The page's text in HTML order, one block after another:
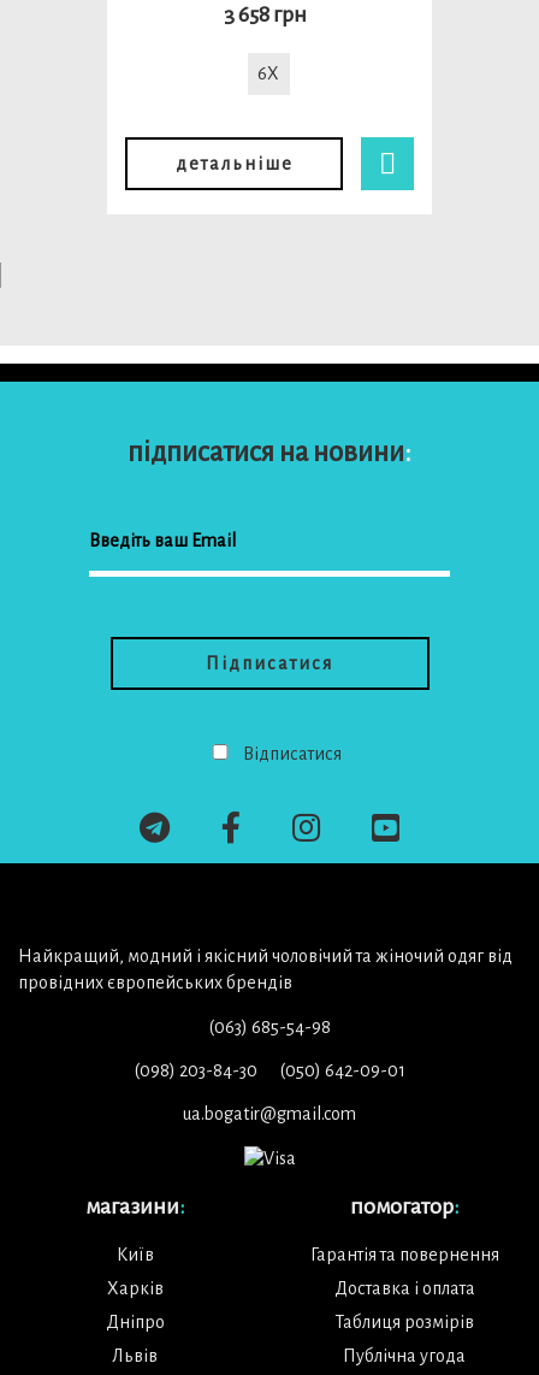
3 658 грн
6X
детальніше
підписатися на новини:
Відписатися
Найкращий, модний і якісний чоловічий та жіночий одяг від
провідних європейських брендів
(063) 685-54-98
(098) 203-84-30 (050) 642-09-01
ua.bogatir@gmail.com
магазини:
Київ
Харків
Дніпро
Львів
помогатор:
Гарантія та повернення
Доставка і оплата
Таблиця розмірів
Публічна угода